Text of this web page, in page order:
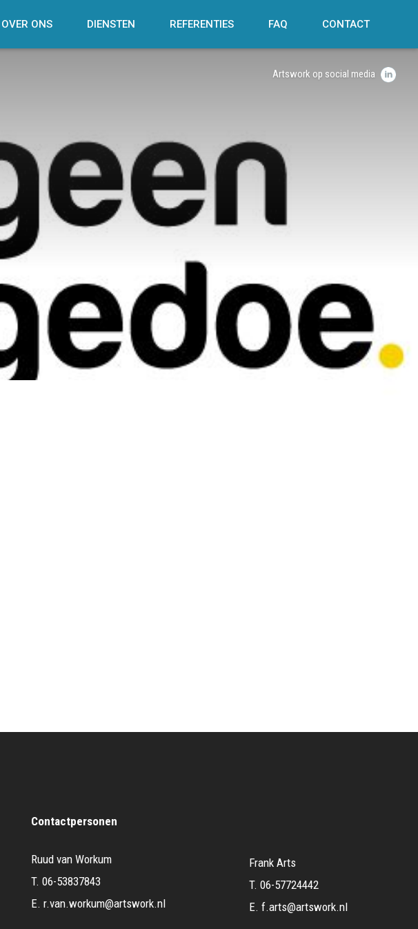
OVER ONS DIENSTEN REFERENTIES FAQ CONTACT
Artswork op social media
Contactpersonen
Ruud van Workum
T.06-53837843
E.r.van.workum@artswork.nl
Frank Arts
T. 06-57724442
E. f.arts@artswork.nl